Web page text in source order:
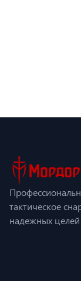
тактическое
надежных целей